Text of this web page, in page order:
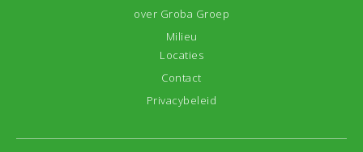
over Groba Groep
Milieu
Locaties
Contact
Privacybeleid